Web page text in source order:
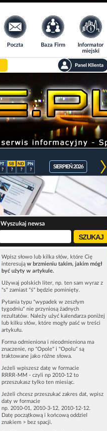
Poczta Baza Firm
Informator
miejski
? ? ? ?
SIERPIEŃ 2026
Wyszukaj newsa
Wpisz słowo lub kilka słów, które Cię
interesują w brzmieniu takim, jakim mógł
być użyty w artykule.
Używaj polskich liter, np. ten sam wyraz z
"s" zamiast "ś" będzie pominięty.
Pytania typu "wypadek w zeszłym
tygodniu" nie przyniosą żadnych
rezultatów. Należy użyć kalendarza poniżej
lub kilku słów, które mogły paść w treści
artykułu.
Forma odmieniona i nieodmieniona ma
znaczenie, np "Opole" i "Opolu" są
traktowane jako różne słowa.
Jeżeli wpiszesz datę w formacie
RRRR-MM - czyli np 2010-12 to
przeszukasz tylko ten miesiąc.
Jeżeli chcesz przeszukać zakres dat, wpisz
daty w formacie
np. 2010-01, 2010-3-12, 2010-12-12.
Datę początkową i końcową oddziel
znakiem > bez spacji.